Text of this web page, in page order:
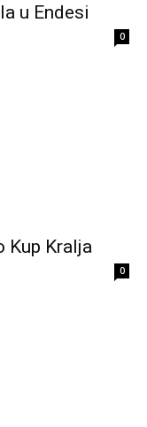
u Endesi
0
Kup Kralja
0